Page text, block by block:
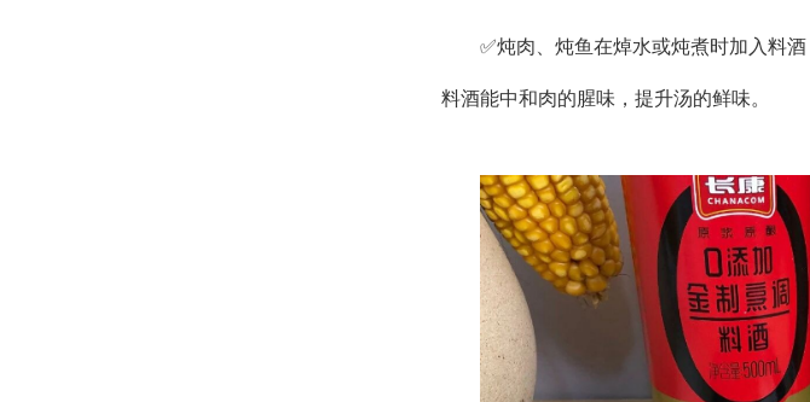
✅炖肉、炖鱼在焯水或炖煮时加入料
料酒能中和肉的腥味，提升汤的鲜味。